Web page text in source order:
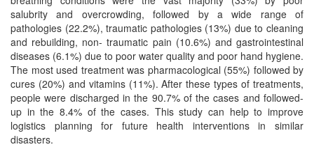
salubrity and overcrowding, followed by a wide range of
pathologies (22.2%), traumatic pathologies (13%) due to cleaning
and rebuilding, non- traumatic pain (10.6%) and gastrointestinal
diseases (6.1%) due to poor water quality and poor hand hygiene.
The most used treatment was pharmacological (55%) followed by
cures (20%) and vitamins (11%). After these types of treatments,
people were discharged in the 90.7% of the cases and followed-
up in the 8.4% of the cases. This study can help to improve
logistics planning for future health interventions in similar
disasters.